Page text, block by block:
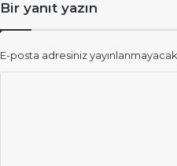
Bir yanıt yazın
E-posta adresiniz yayınlanmayacak.